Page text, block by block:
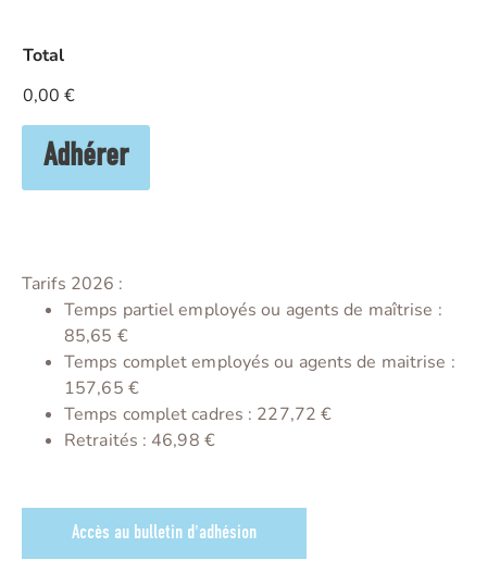
Total
0,00 €
Adhérer
Tarifs 2026 :
Temps partiel employés ou agents de maîtrise :
85,65 €
Temps complet employés ou agents de maitrise :
157,65 €
Temps complet cadres : 227,72 €
Retraités : 46,98 €
Accès au bulletin d'adhésion